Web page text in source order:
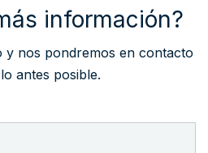
información?
y nos pondremos en contacto
antes posible.